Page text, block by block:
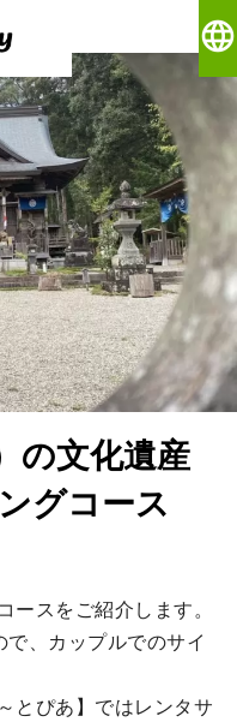
language
の文化遺産
グコース
ースをご紹介します。
、カップルでのサイ
とぴあ】ではレンタサ